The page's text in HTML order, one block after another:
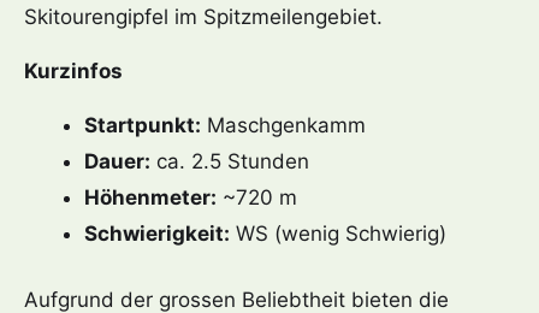
Skitourengipfel im Spitzmeilengebiet.
Kurzinfos
Startpunkt: Maschgenkamm
Dauer: ca. 2.5 Stunden
Höhenmeter: ~720 m
Schwierigkeit: WS (wenig Schwierig)
Aufgrund der grossen Beliebtheit bieten die